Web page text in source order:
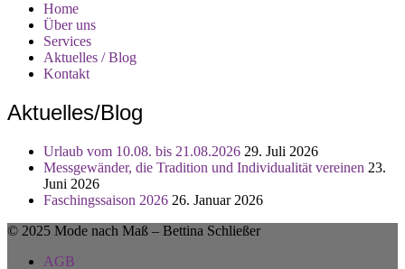
Home
Über uns
Services
Aktuelles / Blog
Kontakt
Aktuelles/Blog
Urlaub vom 10.08. bis 21.08.2026 29. Juli 2026
Messgewänder, die Tradition und Individualität vereinen 23.
Juni 2026
Faschingssaison 2026 26. Januar 2026
© 2025 Mode nach Maß – Bettina Schließer
AGB